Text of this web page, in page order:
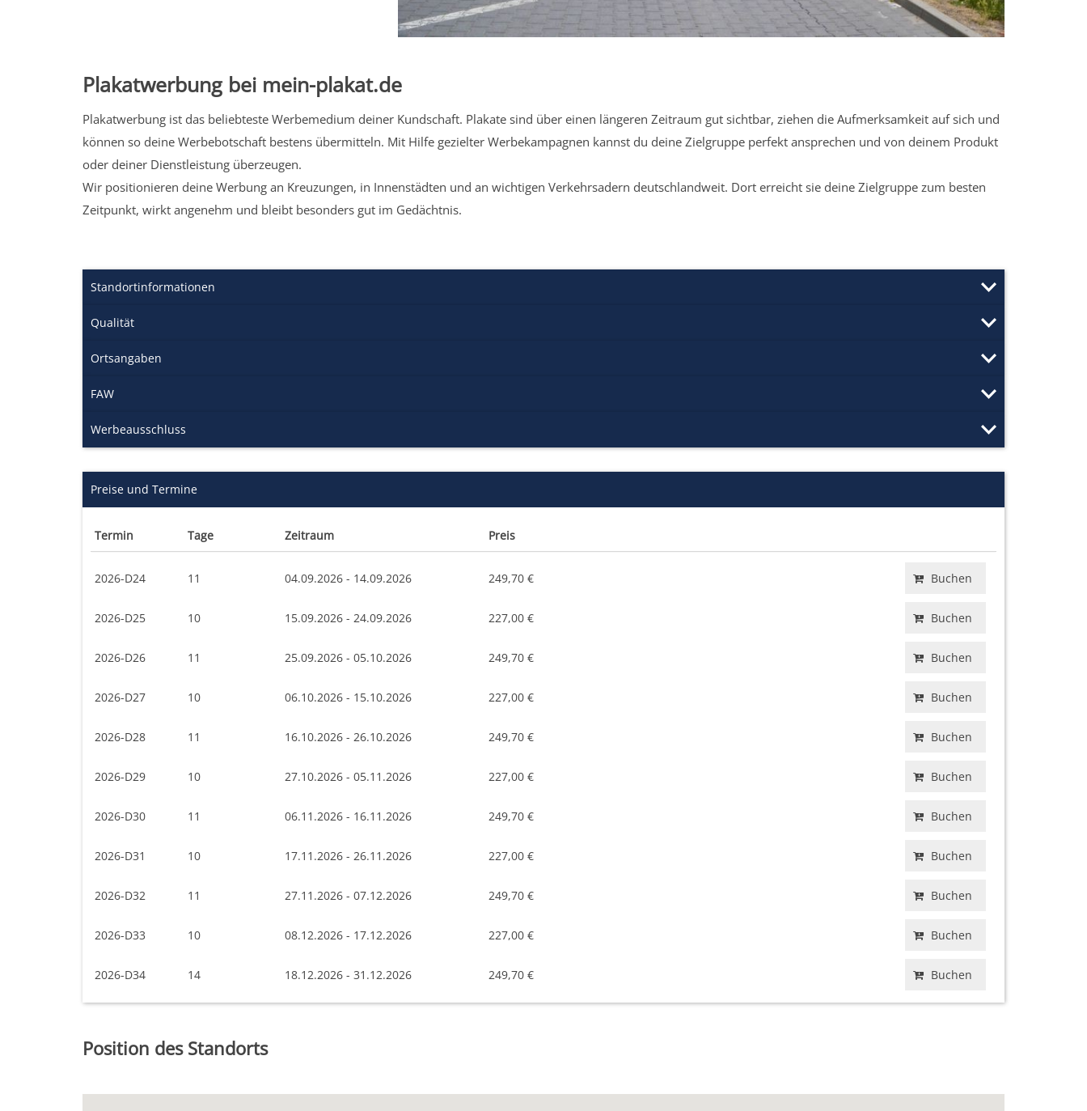
Plakatwerbung bei mein-plakat.de
Plakatwerbung ist das beliebteste Werbemedium deiner Kundschaft. Plakate sind über einen längeren Zeitraum gut sichtbar, ziehen die Aufmerksamkeit auf sich und
können so deine Werbebotschaft bestens übermitteln. Mit Hilfe gezielter Werbekampagnen kannst du deine Zielgruppe perfekt ansprechen und von deinem Produkt
oder deiner Dienstleistung überzeugen.
Wir positionieren deine Werbung an Kreuzungen, in Innenstädten und an wichtigen Verkehrsadern deutschlandweit. Dort erreicht sie deine Zielgruppe zum besten
Zeitpunkt, wirkt angenehm und bleibt besonders gut im Gedächtnis.
Standortinformationen
Qualität
Ortsangaben
FAW
Werbeausschluss
Preise und Termine
Termin Tage Zeitraum Preis
2026-D24 11 04.09.2026 - 14.09.2026 249,70 € Buchen
2026-D25 10 15.09.2026 - 24.09.2026 227,00 € Buchen
2026-D26 11 25.09.2026 - 05.10.2026 249,70 € Buchen
2026-D27 10 06.10.2026 - 15.10.2026 227,00 € Buchen
2026-D28 11 16.10.2026 - 26.10.2026 249,70 € Buchen
2026-D29 10 27.10.2026 - 05.11.2026 227,00 € Buchen
2026-D30 11 06.11.2026 - 16.11.2026 249,70 € Buchen
2026-D31 10 17.11.2026 - 26.11.2026 227,00 € Buchen
2026-D32 11 27.11.2026 - 07.12.2026 249,70 € Buchen
2026-D33 10 08.12.2026 - 17.12.2026 227,00 € Buchen
2026-D34 14 18.12.2026 - 31.12.2026 249,70 € Buchen
Position des Standorts